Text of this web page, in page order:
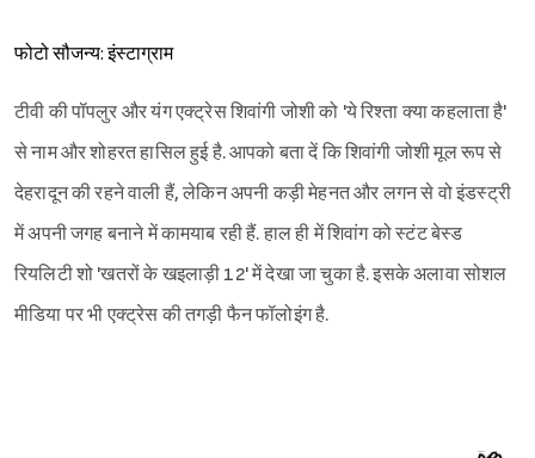
फोटो सौजन्य: इंस्टाग्राम
टीवी की पॉपलुर और यंग एक्ट्रेस शिवांगी जोशी को 'ये रिश्ता क्या कहलाता है'
से नाम और शोहरत हासिल हुई है. आपको बता दें कि शिवांगी जोशी मूल रूप से
देहरादून की रहने वाली हैं, लेकिन अपनी कड़ी मेहनत और लगन से वो इंडस्ट्री
में अपनी जगह बनाने में कामयाब रही हैं. हाल ही में शिवांग को स्टंट बेस्ड
रियलिटी शो 'खतरों के खइलाड़ी 12' में देखा जा चुका है. इसके अलावा सोशल
मीडिया पर भी एक्ट्रेस की तगड़ी फैन फॉलोइंग है.